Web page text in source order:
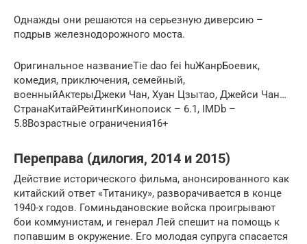
Однажды они решаются на серьезную диверсию –
подрыв железнодорожного моста.
Оригинальное названиеTie dao fei huЖанрБоевик,
комедия, приключения, семейный,
военныйАктерыДжеки Чан, Хуан Цзытао, Джейси Чан…
СтранаКитайРейтингКинопоиск – 6.1, IMDb –
5.8Возрастные ограничения16+
Переправа (дилогия, 2014 и 2015)
Действие исторического фильма, анонсированного как
китайский ответ «Титанику», разворачивается в конце
1940-х годов. Гоминьдановские войска проигрывают
бои коммунистам, и генерал Лей спешит на помощь к
попавшим в окружение. Его молодая супруга спасается